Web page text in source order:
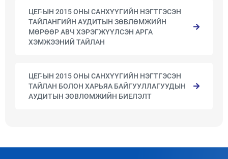
ЦЕГ-ЫН 2015 ОНЫ САНХҮҮГИЙН НЭГТГЭСЭН
ТАЙЛАНГИЙН АУДИТЫН ЗӨВЛӨМЖИЙН
МӨРӨӨР АВЧ ХЭРЭГЖҮҮЛСЭН АРГА
ХЭМЖЭЭНИЙ ТАЙЛАН
ЦЕГ-ЫН 2015 ОНЫ САНХҮҮГИЙН НЭГТГЭСЭН
ТАЙЛАН БОЛОН ХАРЬЯА БАЙГУУЛЛАГУУДЫН
АУДИТЫН ЗӨВЛӨМЖИЙН БИЕЛЭЛТ